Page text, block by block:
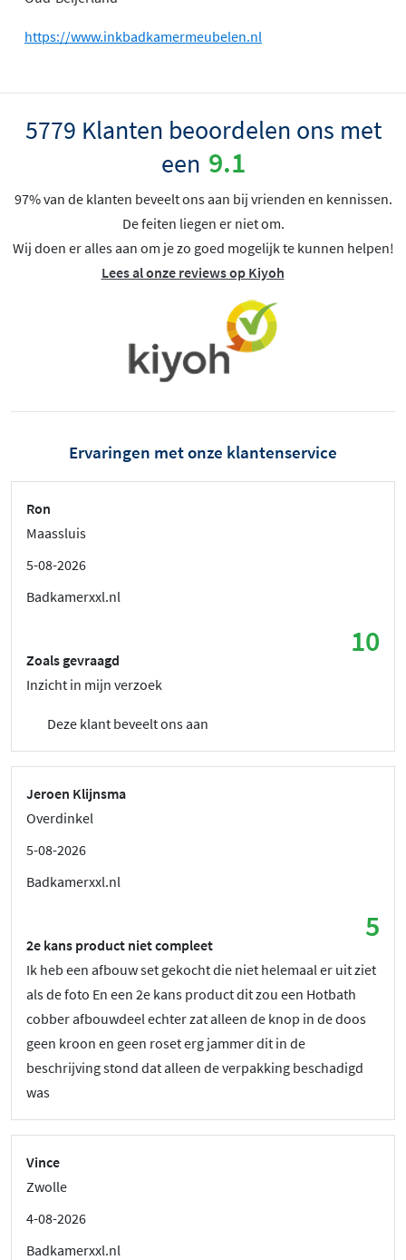
https://www.inkbadkamermeubelen.nl
5779 Klanten beoordelen ons met
een 9.1
97% van de klanten beveelt ons aan bij vrienden en kennissen.
De feiten liegen er niet om.
Wij doen er alles aan om je zo goed mogelijk te kunnen helpen!
Lees al onze reviews op Kiyoh
Ervaringen met onze klantenservice
Ron
Maassluis
5-08-2026
Badkamerxxl.nl
10
Zoals gevraagd
Inzicht in mijn verzoek
Deze klant beveelt ons aan
Jeroen Klijnsma
Overdinkel
5-08-2026
Badkamerxxl.nl
5
2e kans product niet compleet
Ik heb een afbouw set gekocht die niet helemaal er uit ziet
als de foto En een 2e kans product dit zou een Hotbath
cobber afbouwdeel echter zat alleen de knop in de doos
geen kroon en geen roset erg jammer dit in de
beschrijving stond dat alleen de verpakking beschadigd
was
Vince
Zwolle
4-08-2026
Badkamerxxl.nl